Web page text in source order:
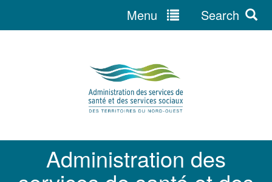
Administration des
Menu Search